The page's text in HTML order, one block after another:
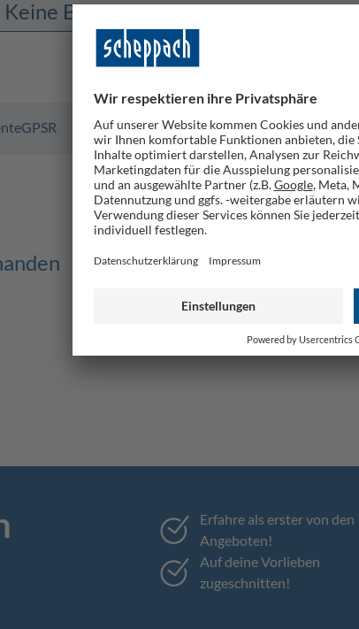
Keine Bilder vorhanden
GPSR
Erfahre als erster von den
Angeboten!
Auf deine Vorlieben
zugeschnitten!